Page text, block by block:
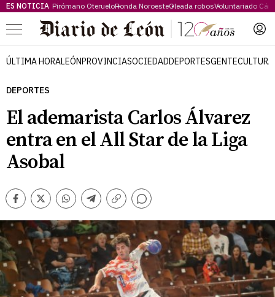
ES NOTICIA Pirómano OterueloRonda NoroesteOleada robosVoluntariado
Menú
ÚLTIMA HORALEÓNPROVINCIASOCIEDADDEPORTESGENTECULTURA
DEPORTES
El ademarista Carlos Álvarez
entra en el All Star de la Liga
Asobal
Facebook
TwitterWhatsappTelegram
Copiar
Comentarios